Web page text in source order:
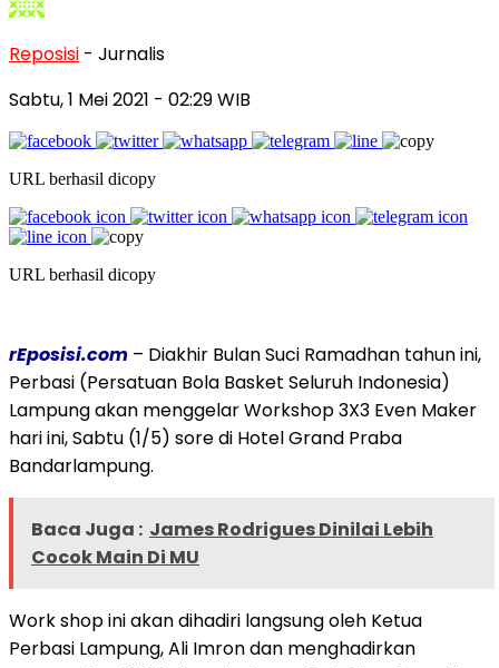
Reposisi - Jurnalis
Sabtu, 1 Mei 2021 - 02:29 WIB
URL berhasil dicopy
URL berhasil dicopy
rEposisi.com – Diakhir Bulan Suci Ramadhan tahun ini,
Perbasi (Persatuan Bola Basket Seluruh Indonesia)
Lampung akan menggelar Workshop 3X3 Even Maker
hari ini, Sabtu (1/5) sore di Hotel Grand Praba
Bandarlampung.
Baca Juga : James Rodrigues Dinilai Lebih
Cocok Main Di MU
Work shop ini akan dihadiri langsung oleh Ketua
Perbasi Lampung, Ali Imron dan menghadirkan